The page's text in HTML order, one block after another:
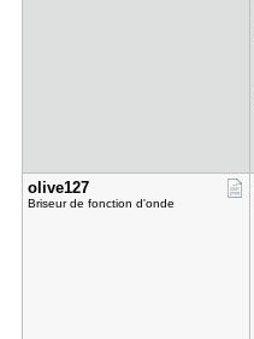
olive127
Briseur de fonction d'onde